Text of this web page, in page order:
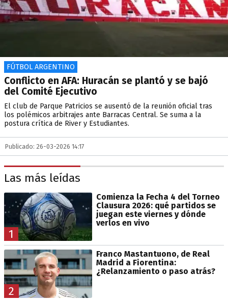
FÚTBOL ARGENTINO
Conflicto en AFA: Huracán se plantó y se bajó
del Comité Ejecutivo
El club de Parque Patricios se ausentó de la reunión oficial tras
los polémicos arbitrajes ante Barracas Central. Se suma a la
postura crítica de River y Estudiantes.
Publicado: 26-03-2026 14:17
Las más leídas
1
Comienza la Fecha 4 del Torneo
Clausura 2026: qué partidos se
juegan este viernes y dónde
verlos en vivo
2
Franco Mastantuono, de Real
Madrid a Fiorentina:
¿Relanzamiento o paso atrás?